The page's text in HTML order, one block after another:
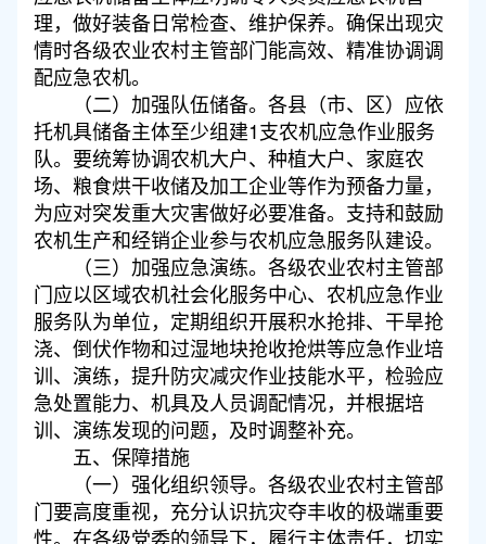
理，做好装备日常检查、维护保养。确保出现灾
情时各级农业农村主管部门能高效、精准协调调
配应急农机。
（二）加强队伍储备。各县（市、区）应依
托机具储备主体至少组建1支农机应急作业服务
队。要统筹协调农机大户、种植大户、家庭农
场、粮食烘干收储及加工企业等作为预备力量，
为应对突发重大灾害做好必要准备。支持和鼓励
农机生产和经销企业参与农机应急服务队建设。
（三）加强应急演练。各级农业农村主管部
门应以区域农机社会化服务中心、农机应急作业
服务队为单位，定期组织开展积水抢排、干旱抢
浇、倒伏作物和过湿地块抢收抢烘等应急作业培
训、演练，提升防灾减灾作业技能水平，检验应
急处置能力、机具及人员调配情况，并根据培
训、演练发现的问题，及时调整补充。
五、保障措施
（一）强化组织领导。各级农业农村主管部
门要高度重视，充分认识抗灾夺丰收的极端重要
性。在各级党委的领导下，履行主体责任，切实